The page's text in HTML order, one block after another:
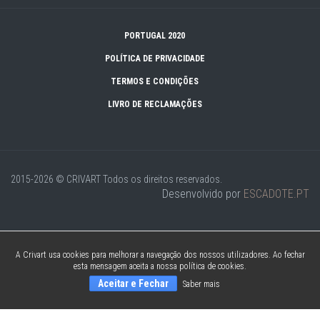
PORTUGAL 2020
POLÍTICA DE PRIVACIDADE
TERMOS E CONDIÇÕES
LIVRO DE RECLAMAÇÕES
2015-2026 © CRIVARTTodos os direitos reservados.
Desenvolvido por ESCADOTE.PT
A Crivart usa cookies para melhorar a navegação dos nossos utilizadores. Ao fechar
esta mensagem aceita a nossa política de cookies.
Aceitar e Fechar Saber mais